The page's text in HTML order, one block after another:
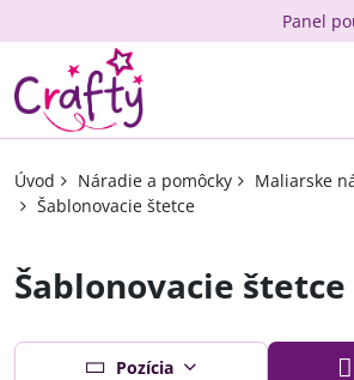
Panel
Úvod Náradie a pomôcky Maliarske
Šablonovacie štetce
Šablonovacie štetce
Pozícia